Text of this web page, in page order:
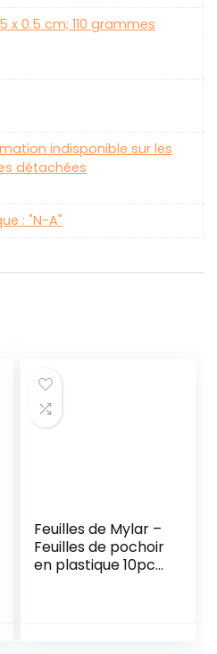
x 0.5 cm; 110 grammes
indisponible sur les
détachées
: "N-A"
Feuilles de Mylar –
Feuilles de pochoir
en plastique 10pcs